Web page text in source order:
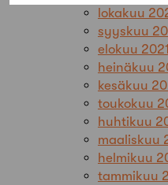
lokakuu
syyskuu
elokuu 2021
heinäkuu
kesäkuu
toukokuu
huhtikuu
maaliskuu
helmikuu
tammikuu